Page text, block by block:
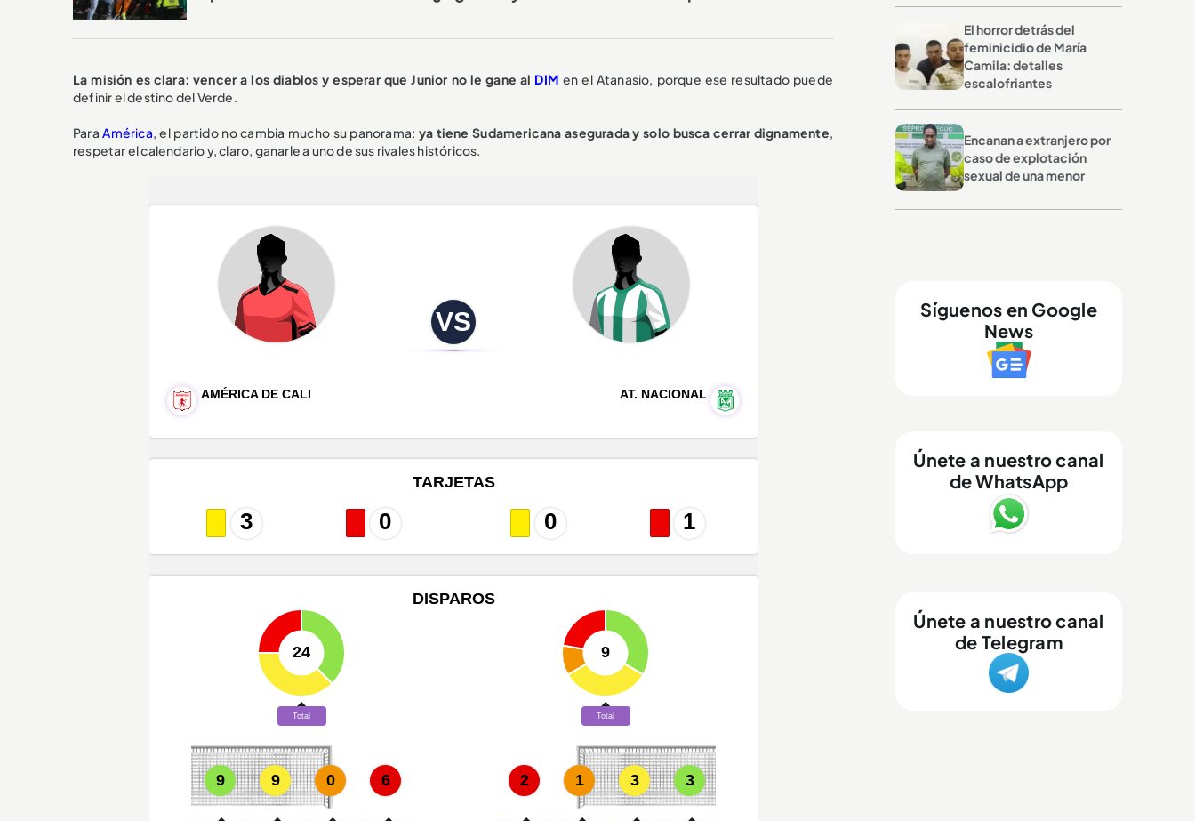
La misión es clara: vencer a los diablos y esperar que Junior no le gane al DIM en el Atanasio, porque ese resultado puede
definir el destino del Verde.
ParaAmérica, el partido no cambia mucho su panorama: ya tiene Sudamericana asegurada y solo busca cerrar dignamente,
respetar el calendario y, claro, ganarle a uno de sus rivales históricos.
El horror detrás del
feminicidio de María
Camila: detalles
escalofriantes
Encanan a extranjero por
caso de explotación
sexual de una menor
Síguenos en Google
News
Únete a nuestro canal
de WhatsApp
Únete a nuestro canal
de Telegram